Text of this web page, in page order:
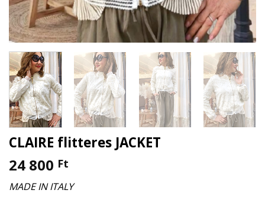
CLAIRE flitteres JACKET
24 800 Ft
MADE IN ITALY